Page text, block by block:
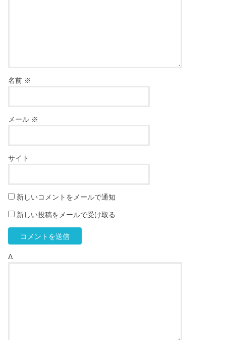
名前 ※
メール ※
サイト
新しいコメントをメールで通知
新しい投稿をメールで受け取る
Δ